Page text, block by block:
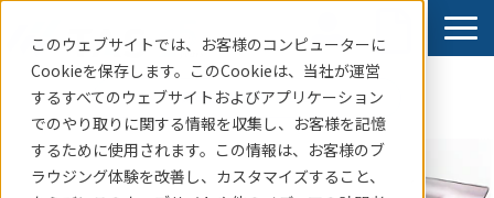
このウェブサイトでは、お客様のコンピューターに
Cookieを保存します。このCookieは、当社が運営
するすべてのウェブサイトおよびアプリケーション
でのやり取りに関する情報を収集し、お客様を記憶
するために使用されます。この情報は、お客様のブ
ラウジング体験を改善し、カスタマイズすること、
賃貸住宅指標はこちら
サービス
導入事例